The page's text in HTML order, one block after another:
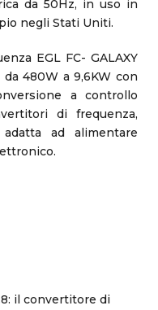
da 50Hz, in uso in
negli Stati Uniti.
EGL FC- GALAXY
480W a 9,6KW con
a controllo
di frequenza,
ad alimentare
il convertitore di